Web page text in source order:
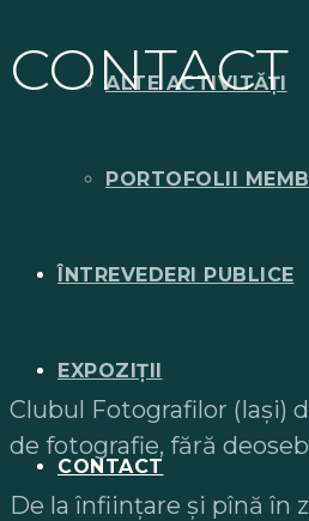
ALTE ACTIVITĂȚI
PORTOFOLII
ÎNTREVEDERI PUBLICE
EXPOZIȚII
CONTACT
CONTACT
Clubul Fotografilor (Iaşi)
de fotografie, fără
De la înființare și pînă în